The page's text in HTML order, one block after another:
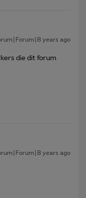
years ago
die dit forum
years ago